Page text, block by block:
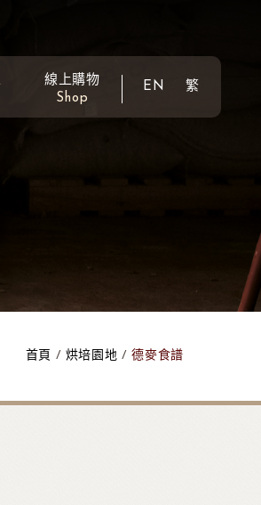
線上購物
Shop
EN 繁
首頁 烘培園地 德麥食譜